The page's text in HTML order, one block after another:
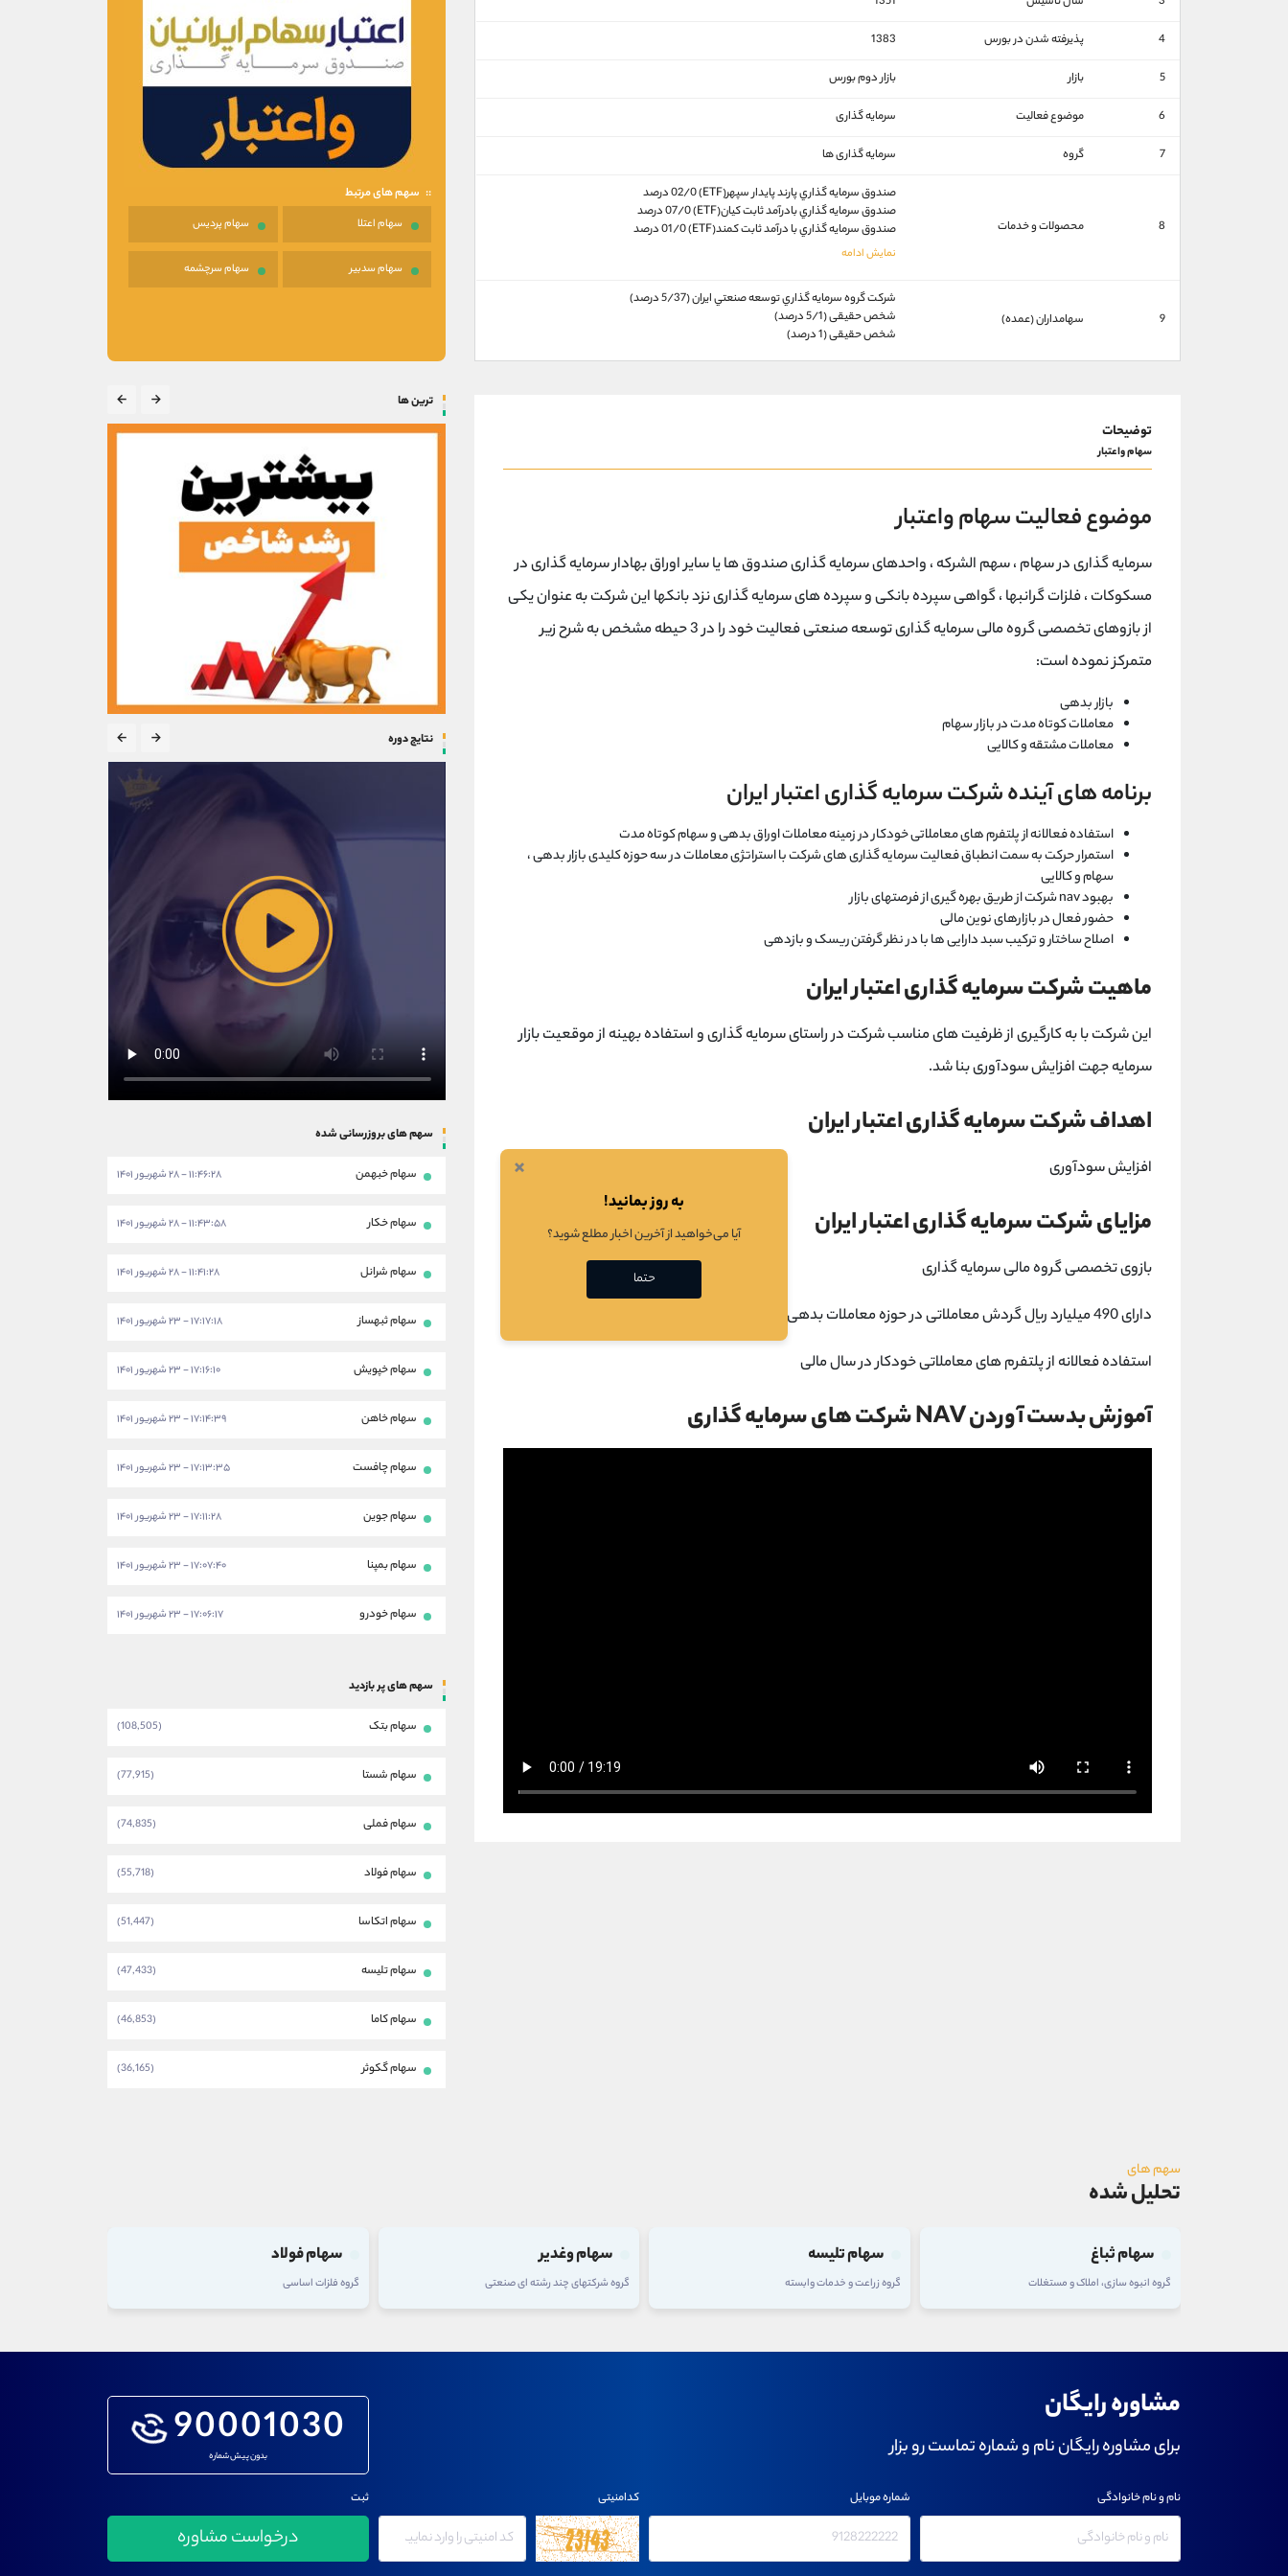
4
پذیرفته شدن در بورس
1383
5
بازار
بازار دوم بورس
6
موضوع فعالیت
سرمایه گذاری
7
گروه سرمایه گذاری ها
8 محصولات و خدمات
صندوق سرمايه گذاري پارند پايدار سپهر(ETF) 02/0 درصد
صندوق سرمايه گذاري بادرآمد ثابت کيان(ETF) 07/0 درصد
صندوق سرمايه گذاري با درآمد ثابت کمند(ETF) 01/0 درصد
9 سهامداران (عمده)
شركت گروه سرمايه گذاري توسعه صنعتي ايران (5/37 درصد)
شخص حقیقی (5/1 درصد)
شخص حقیقی (1 درصد)
سهم های مرتبط
سهام اعتلا سهام پردیس
سهام سدبیر سهام سرچشمه
توضیحات
سهام واعتبار
موضوع فعالیت سهام واعتبار
سرمایه گذاری در سهام ، سهم الشرکه ، واحدهای سرمایه گذاری صندوق ها یا سایر اوراق بهادار سرمایه گذاری در
مسکوکات ، فلزات گرانبها ، گواهی سپرده بانکی و سپرده های سرمایه گذاری نزد بانکها این شرکت به عنوان یکی
از بازوهای تخصصی گروه مالی سرمایه گذاری توسعه صنعتی فعالیت خود را در 3 حیطه مشخص به شرح زیر
متمرکز نموده است:
بازار بدهی
معاملات کوتاه مدت در بازار سهام
معاملات مشتقه و کالایی
برنامه های آینده شرکتسرمایه گذاری اعتبار ایران
استفاده فعالانه از پلتفرم های معاملاتی خودکار در زمینه معاملات اوراق بدهی و سهام کوتاه مدت
استمرار حرکت به سمت انطباق فعالیت سرمایه گذاری های شرکت با استراتژی معاملات در سه حوزه کلیدی بازار بدهی ،
سهام و کالایی
بهبود nav شرکت از طریق بهره گیری از فرصتهای بازار
حضور فعال در بازارهای نوین مالی
اصلاح ساختار و ترکیب سبد دارایی ها با در نظر گرفتن ریسک و بازدهی
ماهیت شرکت سرمایه گذاری اعتبار ایران
این شرکت با به کارگیری از ظرفیت های مناسب شرکت در راستای سرمایه گذاری و استفاده بهینه از موقعیت بازار
سرمایه جهت افزایش سودآوری بنا شد.
اهداف شرکت سرمایه گذاری اعتبار ایران
افزایش سودآوری
مزایای شرکت سرمایه گذاری اعتبار ایران
بازوی تخصصی گروه مالی سرمایه گذاری
دارای 490 میلیارد ریال گردش معاملاتی در حوزه معاملات بدهی
استفاده فعالانه از پلتفرم های معاملاتی خودکار در سال مالی
آموزش بدست آوردن NAV شرکت های سرمایه گذاری
ترین ها
نتایج دوره
سهم های بروزرسانی شده
سهام خبهمن ۱۱:۴۶:۲۸ - ۲۸ شهریور ۱۴۰۱
سهام خکار ۱۱:۴۳:۵۸ - ۲۸ شهریور ۱۴۰۱
سهام شرانل ۱۱:۴۱:۲۸ - ۲۸ شهریور ۱۴۰۱
سهام ثبهساز ۱۷:۱۷:۱۸ - ۲۳ شهریور ۱۴۰۱
سهام خپویش ۱۷:۱۶:۱۰ - ۲۳ شهریور ۱۴۰۱
سهام خاهن ۱۷:۱۴:۳۹ - ۲۳ شهریور ۱۴۰۱
سهام چافست ۱۷:۱۳:۳۵ - ۲۳ شهریور ۱۴۰۱
سهام جوین ۱۷:۱۱:۲۸ - ۲۳ شهریور ۱۴۰۱
سهام بمپنا ۱۷:۰۷:۴۰ - ۲۳ شهریور ۱۴۰۱
سهام خودرو ۱۷:۰۶:۱۷ - ۲۳ شهریور ۱۴۰۱
سهم های پر بازدید
سهام بتک (108,505)
سهام شستا (77,915)
سهام فملی (74,835)
سهام فولاد (55,718)
سهام اتکاسا (51,447)
سهام تلیسه (47,433)
سهام کاما (46,853)
سهام گکوثر (36,165)
سهم های
تحلیل شده
انبوه سازی، املاک و مستغلات گروه شرکتهای چند رشته ای صنعتی
مشاوره رایگان
برای مشاوره رایگان نام و شماره تماست رو بزار 90001030
بدون پیش شماره
نام و نام خانوادگی شماره موبایل کدامنیتی ثبت
×
به روز بمانید!
آیا می‌خواهید از آخرین اخبار مطلع شوید؟
حتما